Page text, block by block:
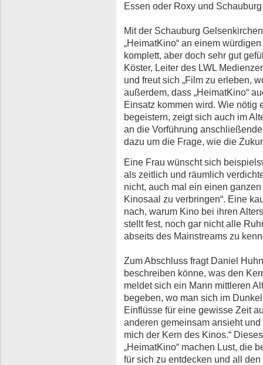
Essen oder Roxy und
Mit der Schauburg
„HeimatKino“ an einem
komplett, aber doch sehr gut
Köster, Leiter des LWL
und freut sich „Film zu erleben,
außerdem, dass „HeimatKino“
Einsatz kommen wird. Wie nötig
begeistern, zeigt sich auch im
an die Vorführung
dazu um die Frage, wie die
Eine Frau wünscht sich
als zeitlich und räumlich
nicht, auch mal ein einen
Kinosaal zu verbringen“. Eine
nach, warum Kino bei ihren
stellt fest, noch gar nicht alle
abseits des Mainstreams zu
Zum Abschluss fragt Daniel
beschreiben könne, was den
meldet sich ein Mann mittleren
begeben, wo man sich im
Einflüsse für eine gewisse Zeit
anderen gemeinsam ansieht
mich der Kern des Kinos.“
„HeimatKino“ machen Lust, die
für sich zu entdecken und all